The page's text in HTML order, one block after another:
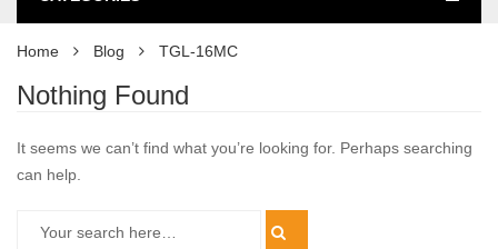
Home Blog TGL-16MC
Nothing Found
It seems we can’t find what you’re looking for. Perhaps searching
can help.